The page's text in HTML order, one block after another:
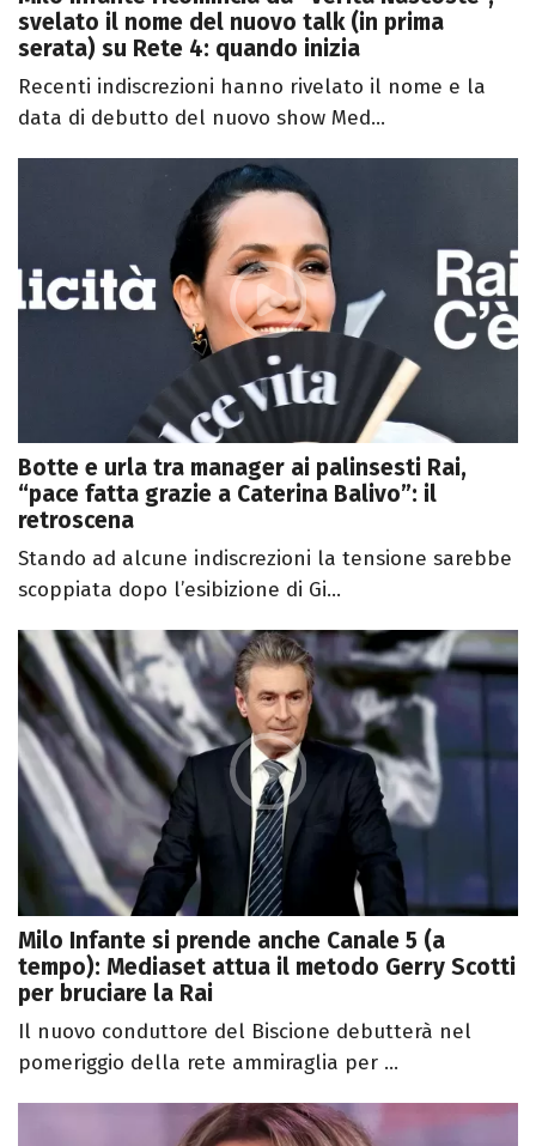
svelato il nome del nuovo talk (in prima
serata) su Rete 4: quando inizia
Recenti indiscrezioni hanno rivelato il nome e la
data di debutto del nuovo show Med...
Botte e urla tra manager ai palinsesti Rai,
“pace fatta grazie a Caterina Balivo”: il
retroscena
Stando ad alcune indiscrezioni la tensione sarebbe
scoppiata dopo l’esibizione di Gi...
Milo Infante si prende anche Canale 5 (a
tempo): Mediaset attua il metodo Gerry Scotti
per bruciare la Rai
Il nuovo conduttore del Biscione debutterà nel
pomeriggio della rete ammiraglia per ...